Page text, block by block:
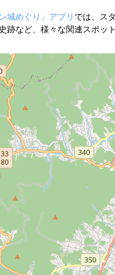
城めぐり」アプリ では、ス
跡など、様々な関連スポッ